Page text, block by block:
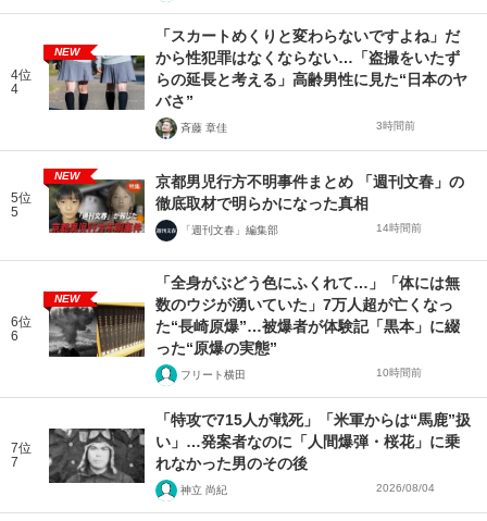
4位
4
NEW
「スカートめくりと変わらないですよね」だ
から性犯罪はなくならない…「盗撮をいたず
らの延長と考える」高齢男性に見た“日本のヤ
バさ”
斉藤 章佳 3時間前
5位
5
NEW
京都男児行方不明事件まとめ 「週刊文春」の
徹底取材で明らかになった真相
「週刊文春」編集部 14時間前
6位
6
NEW
「全身がぶどう色にふくれて…」「体には無
数のウジが湧いていた」7万人超が亡くなっ
た“長崎原爆”…被爆者が体験記「黒本」に綴
った“原爆の実態”
フリート横田 10時間前
7位
7
「特攻で715人が戦死」「米軍からは“馬鹿”扱
い」…発案者なのに「人間爆弾・桜花」に乗
れなかった男のその後
神立 尚紀 2026/08/04